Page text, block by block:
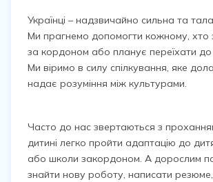
Українці – надзвичайно сильна та
Ми прагнемо допомогти кожному, хто
за кордоном або планує переїхати до
Ми віримо в силу спілкування, яке
надає розуміння між культурами.
Часто до нас звертаються з
дитині легко пройти адаптацію до
або школи закордоном. А дорослим
знайти нову роботу, написати